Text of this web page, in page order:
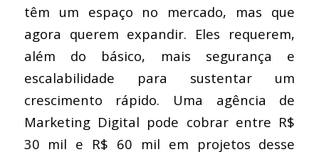
têm um espaço no mercado, mas que
agora querem expandir. Eles requerem,
além do básico, mais segurança e
escalabilidade para sustentar um
crescimento rápido. Uma agência de
Marketing Digital pode cobrar entre R$
30 mil e R$ 60 mil em projetos desse